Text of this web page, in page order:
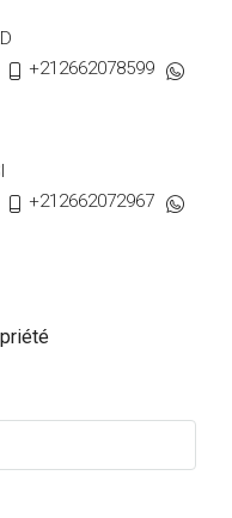
+212662078599
+212662072967